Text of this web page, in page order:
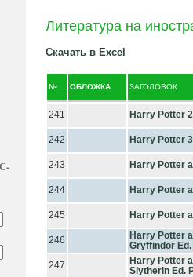
Литература на
Скачать в Excel
№ ОБЛОЖКА ЗАГОЛОВОК
241 Harry Potter
242 Harry Potter
243 Harry Potter
244 Harry Potter
245 Harry Potter
246
Harry Potter
Gryffindor Ed.
247
Harry Potter
Slytherin Ed.